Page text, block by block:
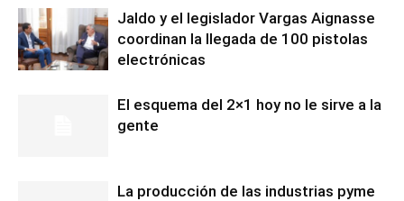
Jaldo y el legislador Vargas Aignasse
coordinan la llegada de 100 pistolas
electrónicas
El esquema del 2×1 hoy no le sirve a la
gente
La producción de las industrias pyme